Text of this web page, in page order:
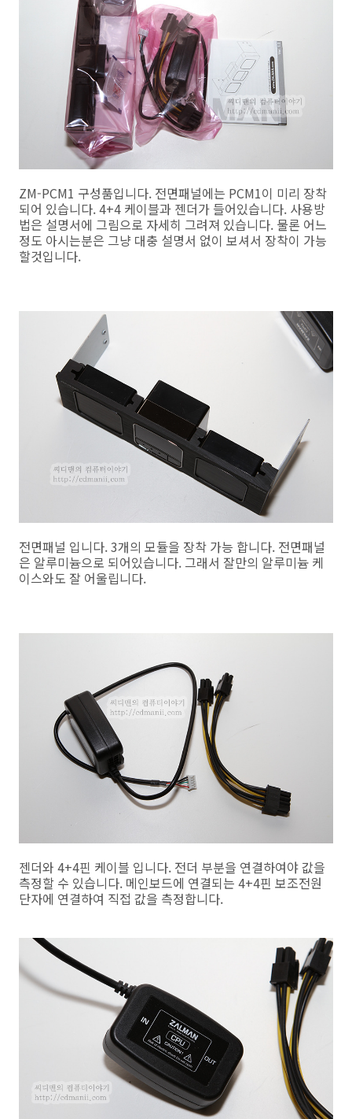
ZM-PCM1 구성품입니다. 전면패널에는 PCM1이 미리 장착
되어 있습니다. 4+4 케이블과 젠더가 들어있습니다. 사용방
법은 설명서에 그림으로 자세히 그려져 있습니다. 물론 어느
정도 아시는분은 그냥 대충 설명서 없이 보셔서 장착이 가능
할것입니다.
전면패널 입니다. 3개의 모듈을 장착 가능 합니다. 전면패널
은 알루미늄으로 되어있습니다. 그래서 잘만의 알루미늄 케
이스와도 잘 어울립니다.
젠더와 4+4핀 케이블 입니다. 전더 부분을 연결하여야 값을
측정할 수 있습니다. 메인보드에 연결되는 4+4핀 보조전원
단자에 연결하여 직접 값을 측정합니다.